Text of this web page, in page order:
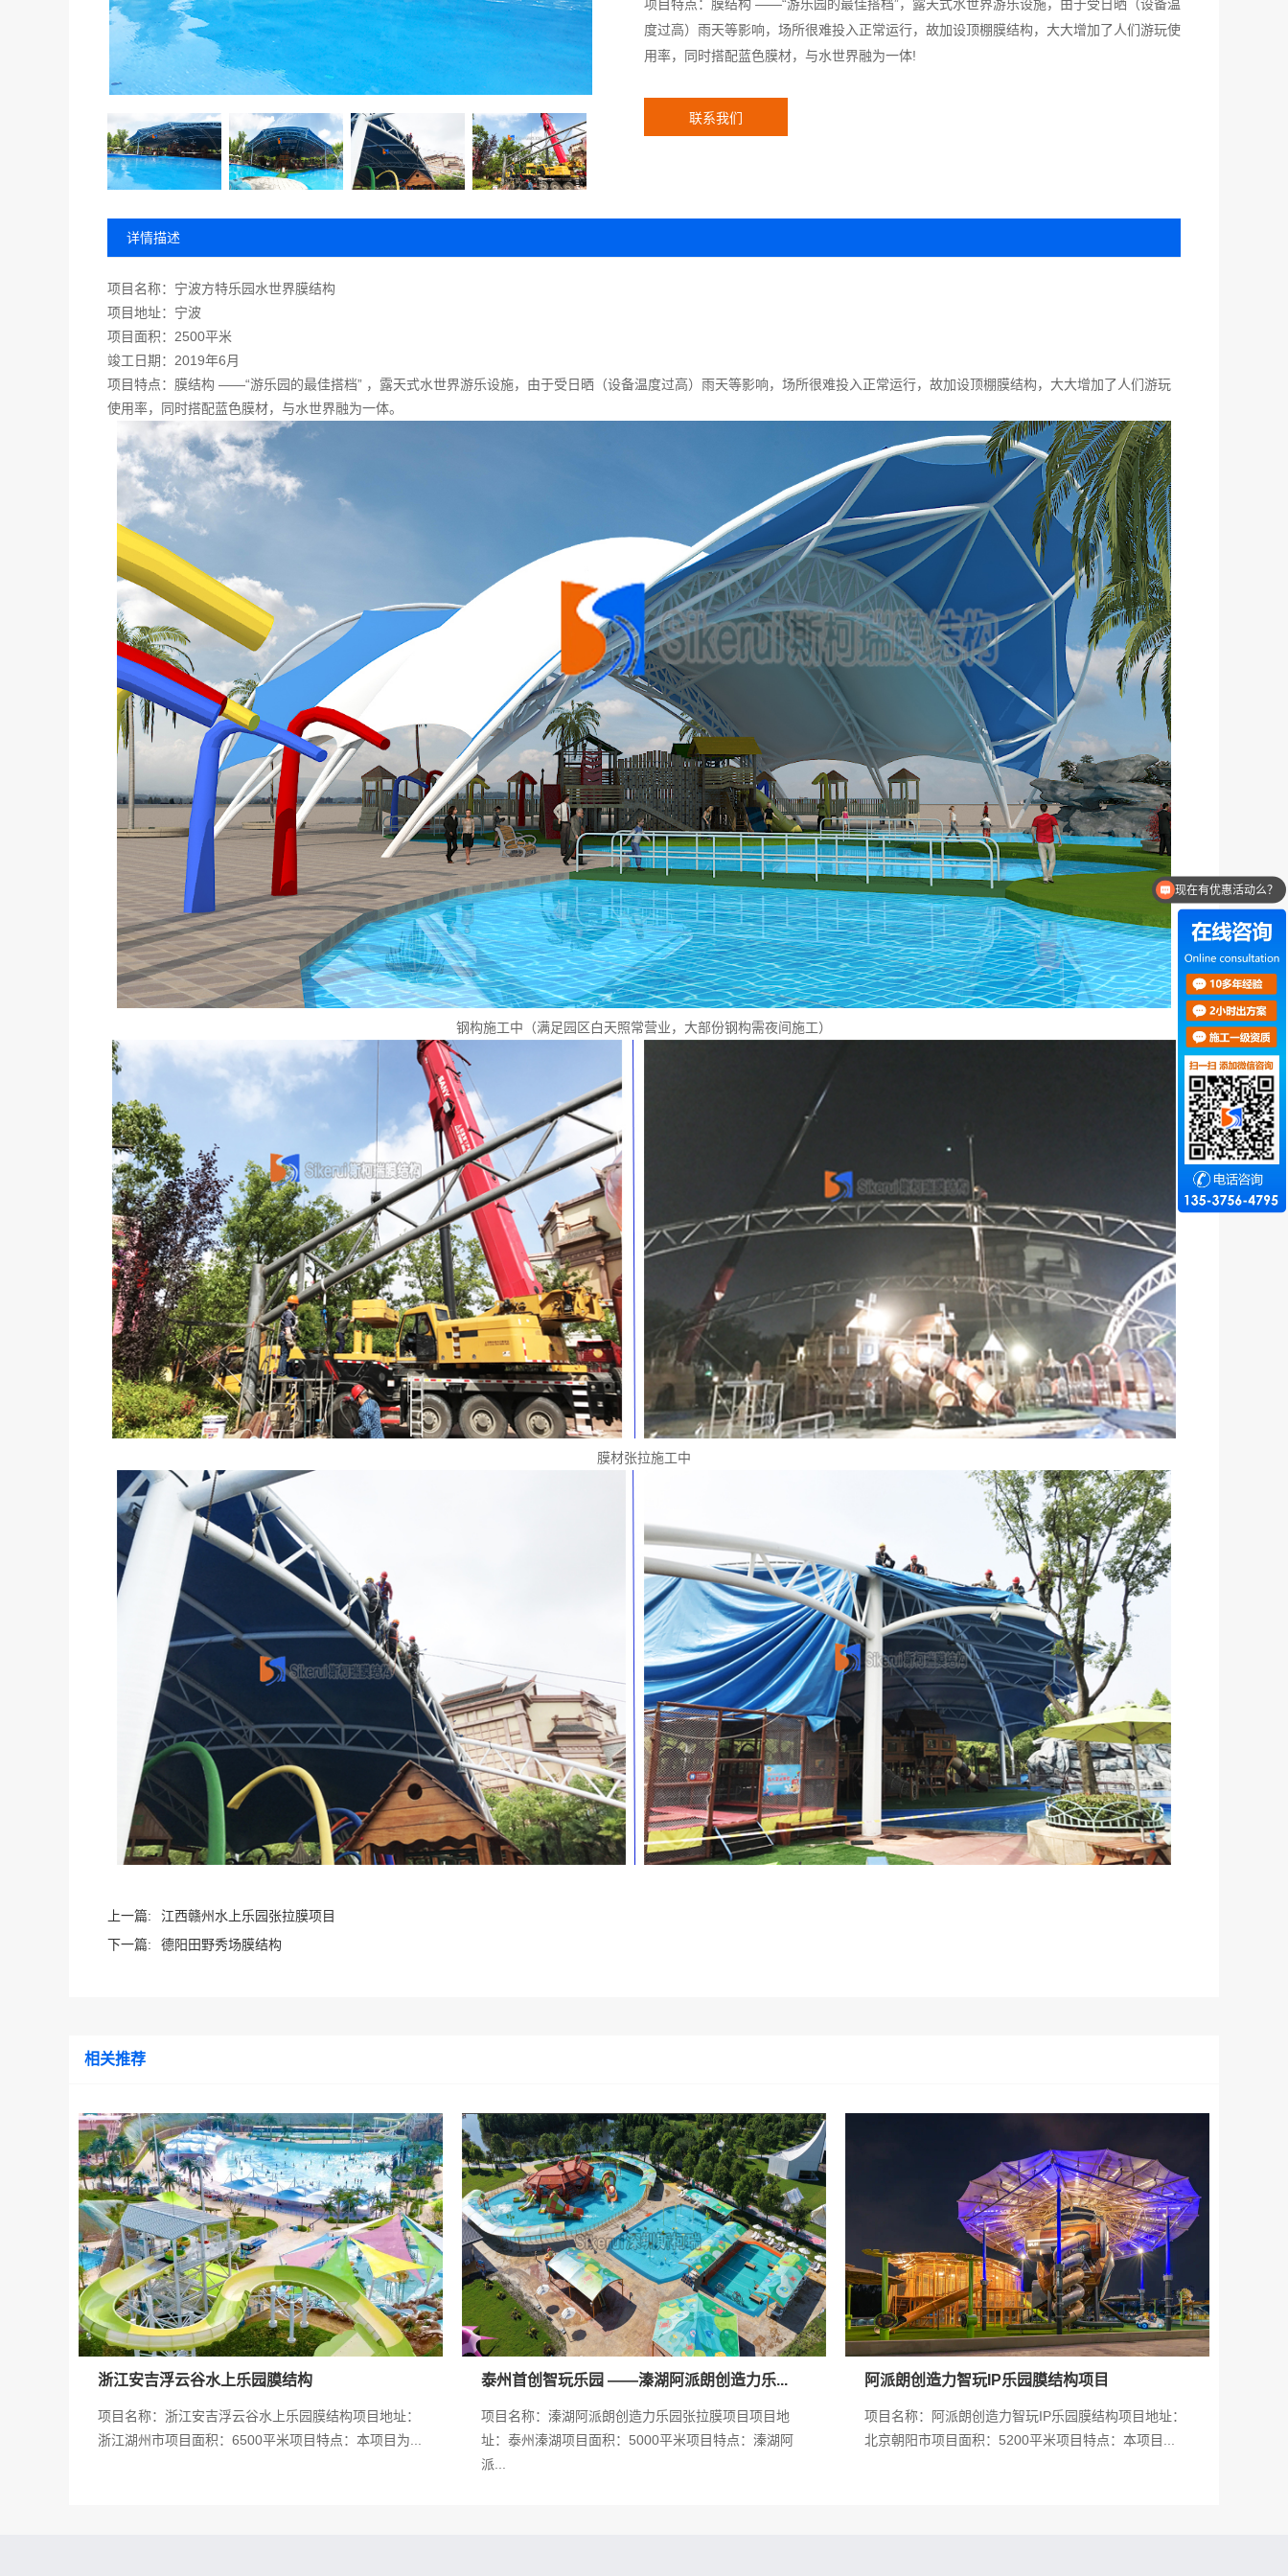
项目特点：膜结构 ——“游乐园的最佳搭档”，露天式水世界游乐设施，由于受日晒（设备温
度过高）雨天等影响，场所很难投入正常运行，故加设顶棚膜结构，大大增加了人们游玩使
用率，同时搭配蓝色膜材，与水世界融为一体!
详情描述
项目名称：宁波方特乐园水世界膜结构
项目地址：宁波
项目面积：2500平米
竣工日期：2019年6月
项目特点：膜结构 ——“游乐园的最佳搭档” ，露天式水世界游乐设施，由于受日晒（设备温度过高）雨天等影响，场所很难投入正常运行，故加设顶棚膜结构，大大增加了人们游玩
使用率，同时搭配蓝色膜材，与水世界融为一体。
钢构施工中（满足园区白天照常营业，大部份钢构需夜间施工）
膜材张拉施工中
上一篇:
江西赣州水上乐园张拉膜项目
下一篇:
德阳田野秀场膜结构
相关推荐
浙江安吉浮云谷水上乐园膜结构
项目名称：浙江安吉浮云谷水上乐园膜结构项目地址：
浙江湖州市项目面积：6500平米项目特点：本项目为...
泰州首创智玩乐园 ——溱湖阿派朗创造力乐...
项目名称：溱湖阿派朗创造力乐园张拉膜项目项目地
址：泰州溱湖项目面积：5000平米项目特点：溱湖阿
派...
阿派朗创造力智玩IP乐园膜结构项目
项目名称：阿派朗创造力智玩IP乐园膜结构项目地址：
北京朝阳市项目面积：5200平米项目特点：本项目...
可以介绍下你们的产品么？